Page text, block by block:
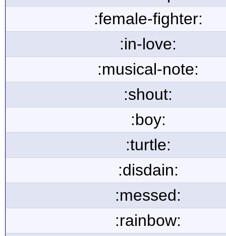
:female-fighter:
:in-love:
:musical-note:
:shout:
:boy:
:turtle:
:disdain:
:messed:
:rainbow: